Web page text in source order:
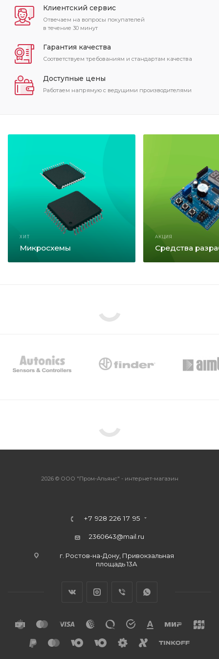
Клиентский сервис
Отвечаем на вопросы покупателей
в течение 30 минут
Гарантия качества
Соответствуем требованиям и стандартам качества
Доступные цены
Работаем напрямую с ведущими производителями
ХИТ
Микросхемы
АКЦИЯ
Средства
2026 © ООО "Пром-Альянс" - интернет-магазин
+7 928 226 17 95
2360643@mail.ru
г. Ростов-на-Дону, Привокзальная
площадь 13А